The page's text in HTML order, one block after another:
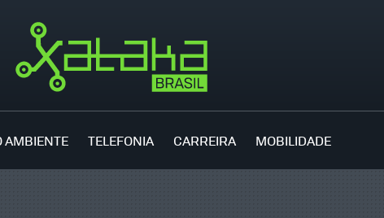
AMBIENTE TELEFONIA CARREIRA MOBILIDADE